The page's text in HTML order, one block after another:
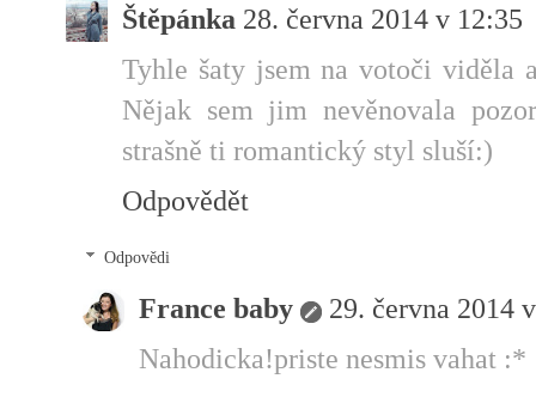
Štěpánka 28. června 2014 v 12:35
Tyhle šaty jsem na votoči
Nějak sem jim nevěnovala
strašně ti romantický styl sluší:)
Odpovědět
Odpovědi
France baby
29. června 2014
Nahodicka!priste nesmis vahat :*